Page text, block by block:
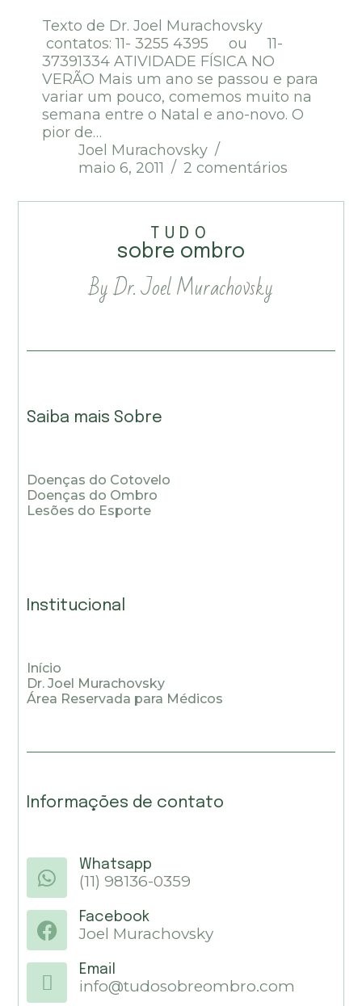
Texto de Dr. Joel Murachovsky
contatos: 11- 3255 4395 ou 11-
37391334 ATIVIDADE FÍSICA NO
VERÃO Mais um ano se passou e para
variar um pouco, comemos muito na
semana entre o Natal e ano-novo. O
pior de…
Joel Murachovsky
maio 6, 2011
2 comentários
TUDO
sobre ombro
By Dr. Joel Murachovsky
Saiba mais Sobre
Doenças do Cotovelo
Doenças do Ombro
Lesões do Esporte
Institucional
Início
Dr. Joel Murachovsky
Área Reservada para Médicos
Informações de contato
Whatsapp
(11) 98136-0359
Facebook
Joel Murachovsky
Email
info@tudosobreombro.com